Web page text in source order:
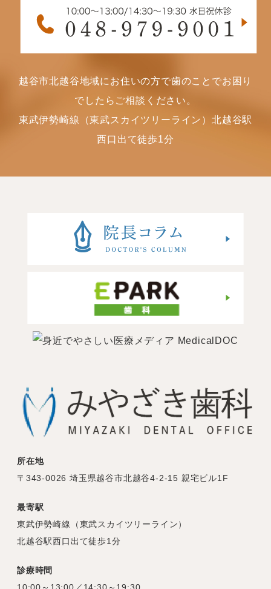
越谷市北越谷地域にお住いの方で歯のことでお困り
でしたらご相談ください。
東武伊勢崎線（東武スカイツリーライン）北越谷駅
西口出て徒歩1分
所在地
〒343-0026 埼玉県越谷市北越谷4-2-15 親宅ビル1F
最寄駅
東武伊勢崎線（東武スカイツリーライン）
北越谷駅西口出て徒歩1分
診療時間